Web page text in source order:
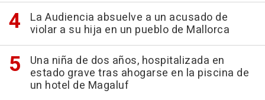
La Audiencia absuelve a un acusado de
violar a su hija en un pueblo de Mallorca
Una niña de dos años, hospitalizada en
estado grave tras ahogarse en la piscina de
un hotel de Magaluf